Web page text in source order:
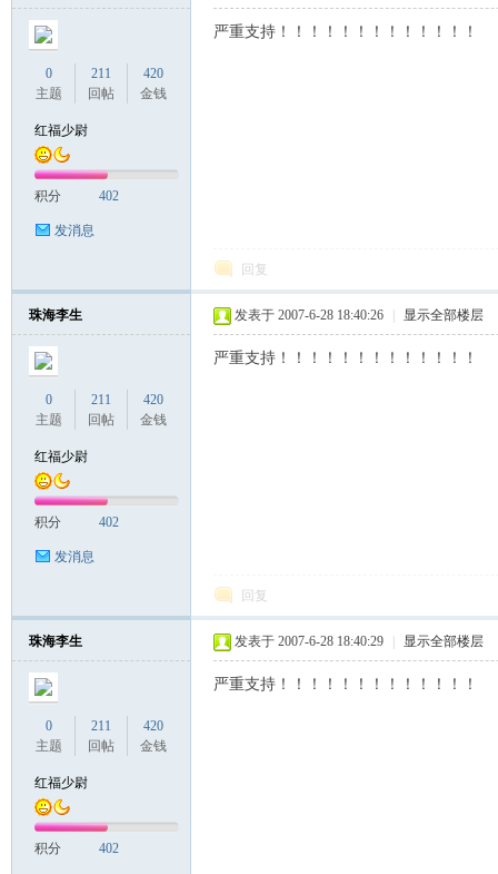
0
主题
211
回帖
420
金钱
红福少尉
积分 402
发消息
严重支持！！！！！！！！！！！！！
回复
珠海李生
0
主题
211
回帖
420
金钱
红福少尉
积分 402
发消息
发表于 2007-6-28 18:40:26 显示全部楼层
严重支持！！！！！！！！！！！！！
回复
珠海李生
0
主题
211
回帖
420
金钱
红福少尉
积分 402
发表于 2007-6-28 18:40:29 显示全部楼层
严重支持！！！！！！！！！！！！！